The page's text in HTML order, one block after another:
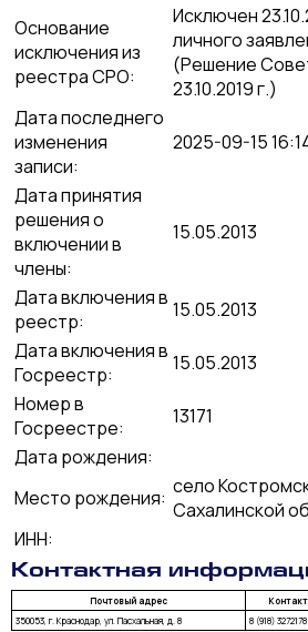
Основание
исключения из
реестра СРО:
Исключен
личного
(Решение
23.10.2019 г.)
Дата последнего
изменения
записи:
2025-09-15
Дата принятия
решения о
включении в
члены:
15.05.2013
Дата включения в
реестр:
15.05.2013
Дата включения в
Госреестр:
15.05.2013
Номер в
Госреестре:
13171
Дата рождения:
Место рождения: село
Сахалинской
ИНН:
Контактная
Почтовый адрес
350053, г. Краснодар, ул. Пасхальная, д. 8
8 (918) 3272178